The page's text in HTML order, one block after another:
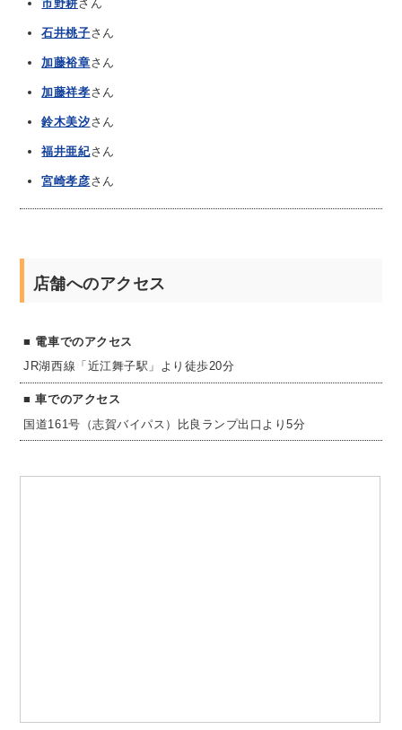
市野耕さん
石井桃子さん
加藤裕章さん
加藤祥孝さん
鈴木美汐さん
福井亜紀さん
宮崎孝彦さん
店舗へのアクセス
電車でのアクセス
JR湖西線「近江舞子駅」より徒歩20分
車でのアクセス
国道161号（志賀バイパス）比良ランプ出口より5分